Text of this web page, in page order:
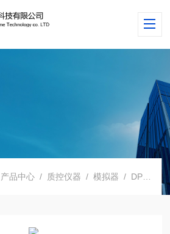
产品中心 / 质控仪器 /模拟器 / DPR300超声波脉冲接收器